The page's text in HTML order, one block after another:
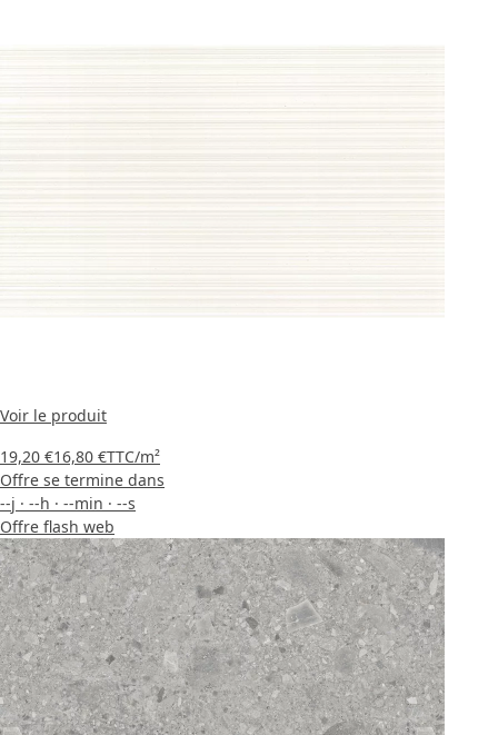
Voir le produit
19,20 €16,80 €TTC/m²
Offre se termine dans
--j · --h · --min · --s
Offre flash web